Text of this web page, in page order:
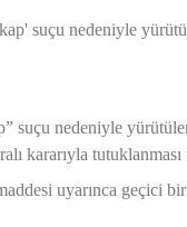
suçu nedeniyle
nedeniyle
kararıyla tutuklanması
uyarınca geçici